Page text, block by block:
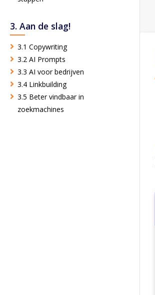
3. Aan de slag!
3.1 Copywriting
3.2 AI Prompts
3.3 AI voor bedrijven
3.4 Linkbuilding
3.5 Beter vindbaar in
zoekmachines